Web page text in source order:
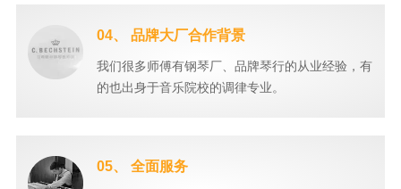
04、 品牌大厂合作背景
我们很多师傅有钢琴厂、品牌琴行的从业经验，有
的也出身于音乐院校的调律专业。
05、 全面服务